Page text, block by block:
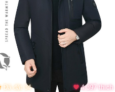
Đã đặt 34 4.397 thích